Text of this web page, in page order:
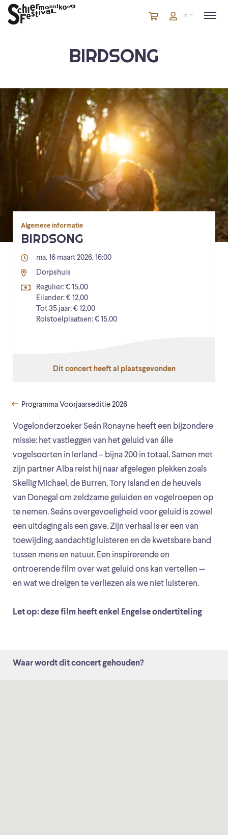
Winkelmandje
artikelen
Account
nl
BIRDSONG
Vogelonderzoeker Seán Ronayne heeft een bijzondere
missie: het vastleggen van het geluid van álle
vogelsoorten in Ierland – bijna 200 in totaal. Samen met
zijn partner Alba reist hij naar afgelegen plekken zoals
Skellig Michael, de Burren, Tory Island en de heuvels
van Donegal om zeldzame geluiden en vogelroepen op
te nemen. Seáns overgevoeligheid voor geluid is zowel
een uitdaging als een gave. Zijn verhaal is er een van
toewijding, aandachtig luisteren en de kwetsbare band
tussen mens en natuur. Een inspirerende en
ontroerende film over wat geluid ons kan vertellen —
en wat we dreigen te verliezen als we niet luisteren.
Let op: deze film heeft enkel Engelse ondertiteling
Algemene informatie
BIRDSONG
ma. 16 maart 2026, 16:00
Dorpshuis
Regulier: € 15,00
Eilander: € 12,00
Tot 35 jaar: € 12,00
Rolstoelplaatsen: € 15,00
Dit concert heeft al plaatsgevonden
Programma Voorjaarseditie 2026
Waar wordt dit concert gehouden?